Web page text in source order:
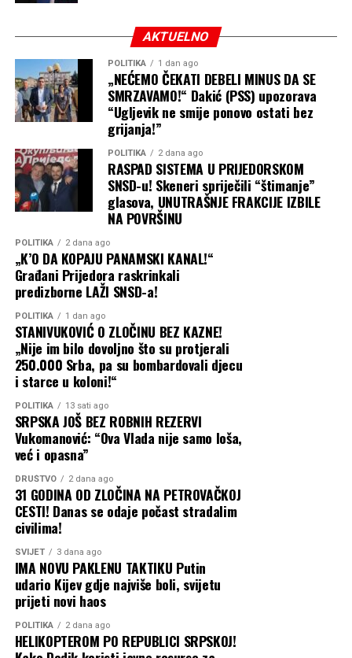
AKTUELNO
POLITIKA 1 dan ago
„NEĆEMO ČEKATI DEBELI MINUS DA SE
SMRZAVAMO!“ Dakić (PSS) upozorava
“Ugljevik ne smije ponovo ostati bez
grijanja!”
POLITIKA 2 dana ago
RASPAD SISTEMA U PRIJEDORSKOM
SNSD-u! Skeneri spriječili “štimanje”
glasova, UNUTRAŠNJE FRAKCIJE IZBILE
NA POVRŠINU
POLITIKA 2 dana ago
„K’O DA KOPAJU PANAMSKI KANAL!“
Građani Prijedora raskrinkali
predizborne LAŽI SNSD-a!
POLITIKA 1 dan ago
STANIVUKOVIĆ O ZLOČINU BEZ KAZNE!
„Nije im bilo dovoljno što su protjerali
250.000 Srba, pa su bombardovali djecu
i starce u koloni!“
POLITIKA 13 sati ago
SRPSKA JOŠ BEZ ROBNIH REZERVI
Vukomanović: “Ova Vlada nije samo loša,
već i opasna”
DRUŠTVO 2 dana ago
31 GODINA OD ZLOČINA NA PETROVAČKOJ
CESTI! Danas se odaje počast stradalim
civilima!
SVIJET 3 dana ago
IMA NOVU PAKLENU TAKTIKU Putin
udario Kijev gdje najviše boli, svijetu
prijeti novi haos
POLITIKA 2 dana ago
HELIKOPTEROM PO REPUBLICI SRPSKOJ!